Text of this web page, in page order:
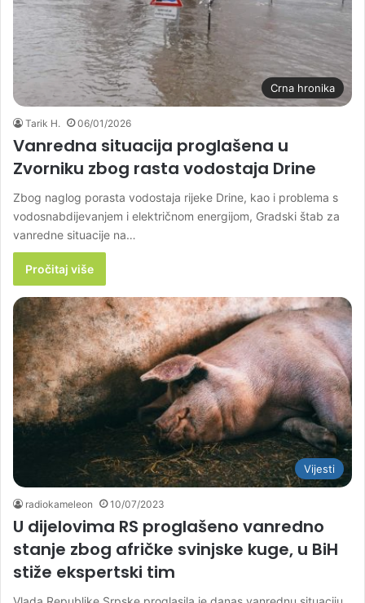
Crna hronika
Tarik H. 06/01/2026
Vanredna situacija proglašena u
Zvorniku zbog rasta vodostaja Drine
Zbog naglog porasta vodostaja rijeke Drine, kao i problema s
vodosnabdijevanjem i električnom energijom, Gradski štab za
vanredne situacije na…
Pročitaj više
Vijesti
radiokameleon 10/07/2023
U dijelovima RS proglašeno vanredno
stanje zbog afričke svinjske kuge, u BiH
stiže ekspertski tim